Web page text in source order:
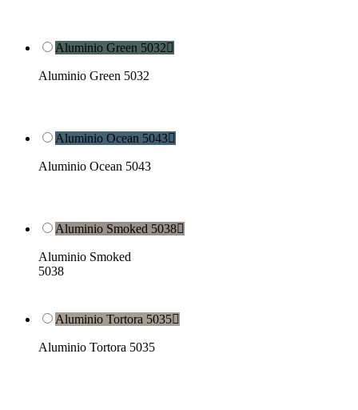
Aluminio Green 5032
Aluminio Green 5032
Aluminio Ocean 5043
Aluminio Ocean 5043
Aluminio Smoked 5038
Aluminio Smoked
5038
Aluminio Tortora 5035
Aluminio Tortora 5035